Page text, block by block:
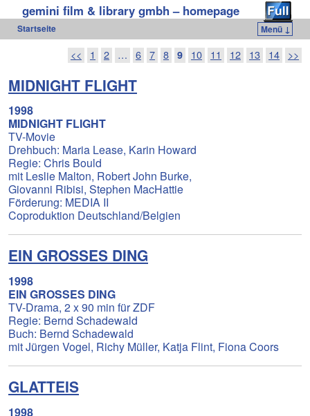
gemini film & library gmbh – homepage
Startseite
Menü ↓
Zum Inhalt wechseln
Zum sekundären Inhalt wechseln
Artikelnavigation
<< 1 2 … 6 7 8 9 10 11 12 13 14 >>
MIDNIGHT FLIGHT
1998
MIDNIGHT FLIGHT
TV-Movie
Drehbuch: Maria Lease, Karin Howard
Regie: Chris Bould
mit Leslie Malton, Robert John Burke,
Giovanni Ribisi, Stephen MacHattie
Förderung: MEDIA II
Coproduktion Deutschland/Belgien
EIN GROSSES DING
1998
EIN GROSSES DING
TV-Drama, 2 x 90 min für ZDF
Regie: Bernd Schadewald
Buch: Bernd Schadewald
mit Jürgen Vogel, Richy Müller, Katja Flint, Fiona Coors
GLATTEIS
1998